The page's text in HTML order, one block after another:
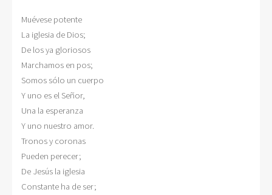
Muévese potente
La iglesia de Dios;
De los ya gloriosos
Marchamos en pos;
Somos sólo un cuerpo
Y uno es el Señor,
Una la esperanza
Y uno nuestro amor.
Tronos y coronas
Pueden perecer;
De Jesús la iglesia
Constante ha de ser;